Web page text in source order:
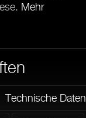
Mehr
Technische Daten